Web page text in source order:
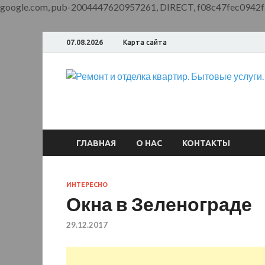
google.com, pub-2004447620957261, DIRECT,
07.08.2026 Карта сайта
ГЛАВНАЯ О НАС КОНТАКТЫ
ИНТЕРЕСНО
Окна в Зеленограде
29.12.2017